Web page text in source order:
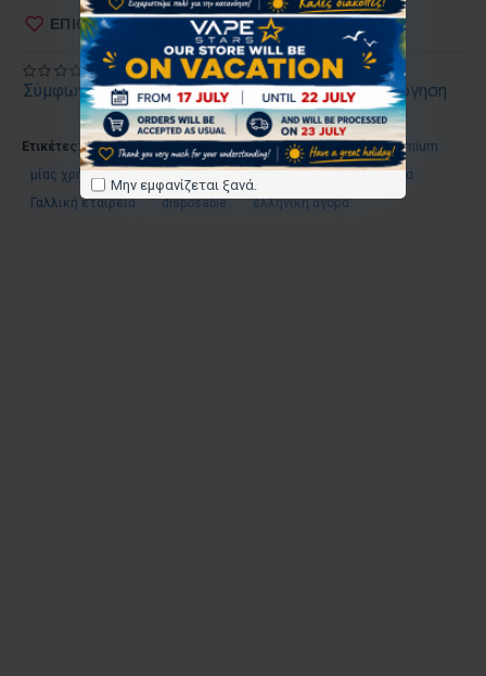
Μην εμφανίζεται ξανά.
Σύμφωνα με 0 αξιολογήσεις. - Γράψτε μια αξιολόγηση
ΕΠΙΘΥΜΗΤΌ ΣΎΓΚΡΙΣΗ
Ετικέτες: ηλεκτρονικό πούρο XO Havana Cubana
premium
μίας χρήσης
20mg νικοτίνης 2ml
καπνικά αρώματα
Γαλλική εταιρεία
disposable ελληνική αγορά